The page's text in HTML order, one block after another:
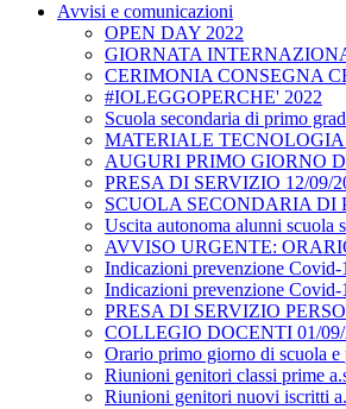
Avvisi e comunicazioni
OPEN DAY 2022
GIORNATA
CERIMONIA CONSEGNA
#IOLEGGOPERCHE' 2022
Scuola secondaria di primo
MATERIALE TECNOLOGIA
AUGURI PRIMO GIORNO
PRESA DI SERVIZIO 12/09/
SCUOLA SECONDARIA DI
Uscita autonoma alunni scuola
AVVISO URGENTE:
Indicazioni prevenzione Covid-
Indicazioni prevenzione Covid-
PRESA DI SERVIZIO
COLLEGIO DOCENTI 01/09/
Orario primo giorno di scuola
Riunioni genitori classi prime
Riunioni genitori nuovi iscritti